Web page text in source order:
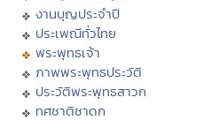
งานบุญประจำปี
ประเพณีทั่วไทย
พระพุทธเจ้า
ภาพพระพุทธประวัติ
ประวัติพระพุทธสาวก
ทศชาติชาดก